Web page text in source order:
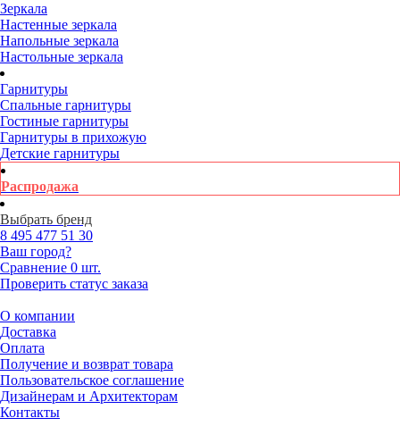
Зеркала
Настенные зеркала
Напольные зеркала
Настольные зеркала
Гарнитуры
Спальные гарнитуры
Гостиные гарнитуры
Гарнитуры в прихожую
Детские гарнитуры
Распродажа
Выбрать бренд
8 495 477 51 30
Ваш город?
Сравнение 0 шт.
Проверить статус заказа
О компании
Доставка
Оплата
Получение и возврат товара
Пользовательское соглашение
Дизайнерам и Архитекторам
Контакты